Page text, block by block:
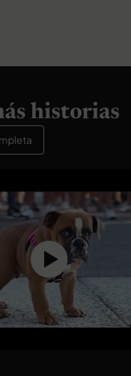
historias